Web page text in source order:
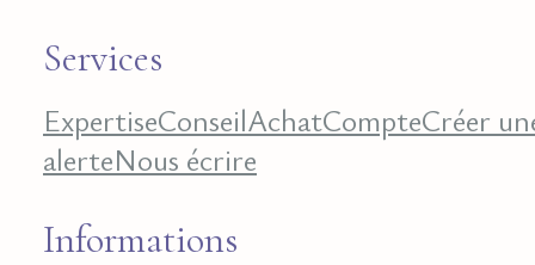
Services
ExpertiseConseilAchatCompteCréer
alerteNous écrire
Informations